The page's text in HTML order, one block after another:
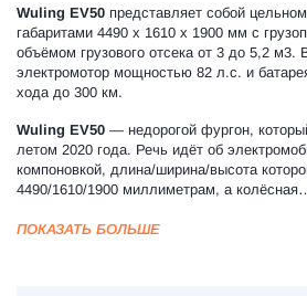
Wuling EV50 представляет собой
габаритами 4490 х 1610 х 1900 мм с
объёмом грузового отсека от 3 до 5,2 м3.
электромотор мощностью 82 л.с. и
хода до 300 км.
Wuling EV50 — недорогой фургон,
летом 2020 года. Речь идёт об
компоновкой, длина/ширина/высота
4490/1610/1900 миллиметрам, а
ПОКАЗАТЬ БОЛЬШЕ